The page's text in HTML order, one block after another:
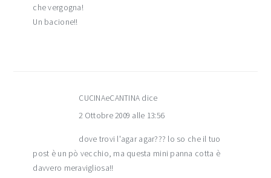
che vergogna!
Un bacione!!
CUCINAeCANTINA dice
2 Ottobre 2009 alle 13:56
dove trovi l'agar agar??? lo so che il tuo
post è un pò vecchio, ma questa mini panna cotta è
davvero meravigliosa!!